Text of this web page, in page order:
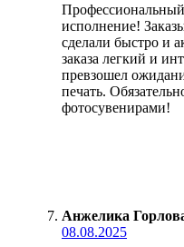
исполнение!
сделали быстро и
заказа легкий и
превзошел
печать.
фотосувенирами!
Анжелика
08.08.2025